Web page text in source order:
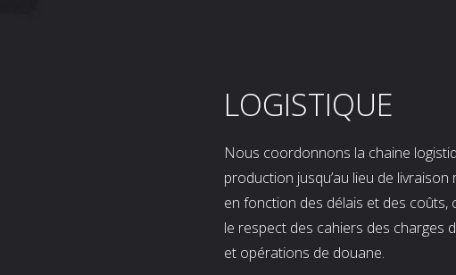
LOGISTIQUE
Nous coordonnons la chaine
production jusqu’au lieu de
en fonction des délais et des
le respect des cahiers des charges
et opérations de douane.